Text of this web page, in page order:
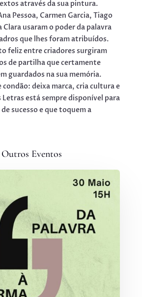
através da sua pintura.
Pessoa, Carmen Garcia, Tiago
Clara usaram o poder da palavra
que lhes foram atribuídos.
feliz entre criadores surgiram
de partilha que certamente
guardados na sua memória.
condão: deixa marca, cria cultura e
Letras está sempre disponível para
sucesso e que toquem a
Outros Eventos